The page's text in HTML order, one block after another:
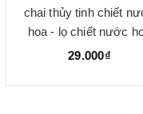
chai thủy tinh chiết
hoa - lọ chiết nước
29.000₫